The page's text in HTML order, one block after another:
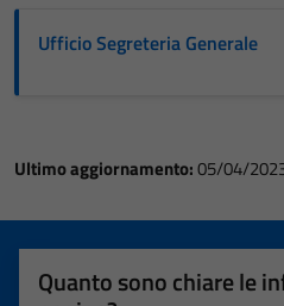
Ufficio Segreteria Generale
Ultimo aggiornamento:05/04/
Quanto sono chiare le